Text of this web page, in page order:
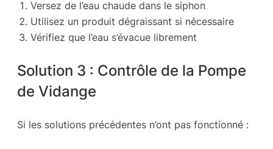
Versez de l’eau chaude dans le siphon
Utilisez un produit dégraissant si nécessaire
Vérifiez que l’eau s’évacue librement
Solution 3 : Contrôle de la Pompe
de Vidange
Si les solutions précédentes n’ont pas fonctionné :